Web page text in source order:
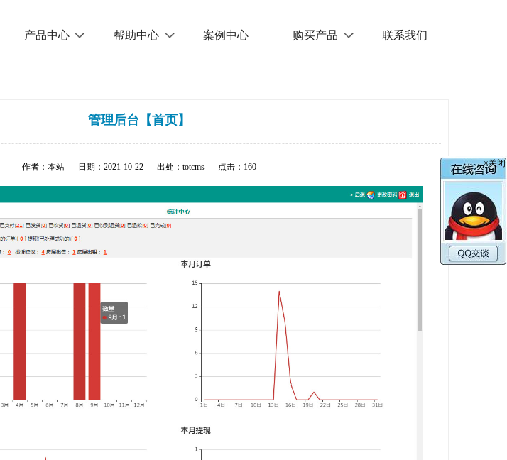
产品中心 帮助中心 案例中心 购买产品 联系我们
管理后台【首页】
作者：本站 日期：2021-10-22 出处：totcms 点击： 160 ×关闭